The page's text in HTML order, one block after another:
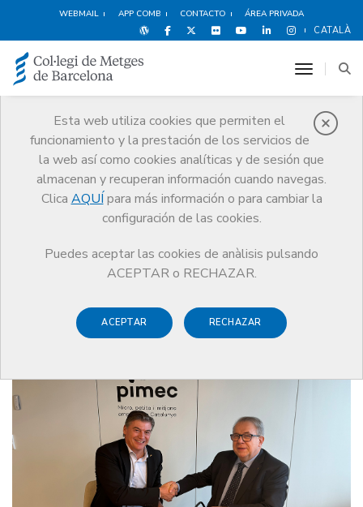
WEBMAIL APP COMB CONTACTO ÁREA PRIVADA
CATALÀ
Esta web utiliza cookies que permiten el
funcionamiento y la prestación de los servicios de
la web así como cookies analíticas y de sesión que
almacenan y recuperan información cuando navegas.
Clica AQUÍ para más información o para cambiar la
configuración de las cookies.
Puedes aceptar las cookies de anàlisis pulsando
ACEPTAR o RECHAZAR.
ACEPTAR RECHAZAR
toggle
Noticias
Noticias any